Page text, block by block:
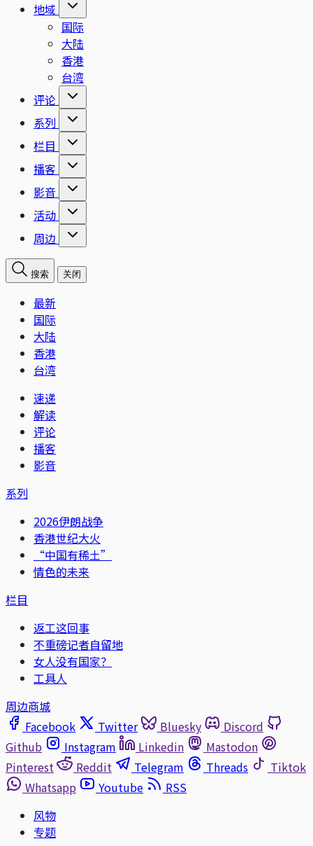
地域
国际
大陆
香港
台湾
评论
系列
栏目
播客
影音
活动
周边
搜索 关闭
最新
国际
大陆
香港
台湾
速递
解读
评论
播客
影音
系列
2026伊朗战争
香港世纪大火
“中国有稀土”
情色的未来
栏目
返工这回事
不重磅记者自留地
女人没有国家？
工具人
周边商城
Facebook
Twitter Bluesky
Discord
Github
Instagram Linkedin
Mastodon
Pinterest
Reddit Telegram Threads
Tiktok
Whatsapp
Youtube
RSS
风物
专题